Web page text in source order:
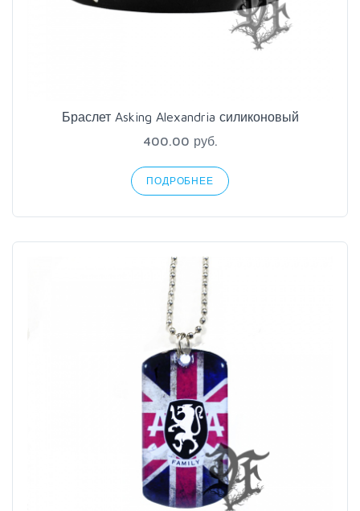
Браслет Asking Alexandria силиконовый
400.00 руб.
ПОДРОБНЕЕ